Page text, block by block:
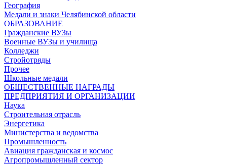
География
Медали и знаки Челябинской области
ОБРАЗОВАНИЕ
Гражданские ВУЗы
Военные ВУЗы и училища
Колледжи
Стройотряды
Прочее
Школьные медали
ОБЩЕСТВЕННЫЕ НАГРАДЫ
ПРЕДПРИЯТИЯ И ОРГАНИЗАЦИИ
Наука
Строительная отрасль
Энергетика
Министерства и ведомства
Промышленность
Авиация гражданская и космос
Агропромышленный сектор